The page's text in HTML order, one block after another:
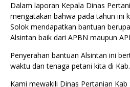
Dalam laporan Kepala Dinas
mengatakan bahwa pada tahun ini
Solok mendapatkan bantuan
Alsintan baik dari APBN maupun
Penyerahan bantuan Alsintan ini
waktu dan tenaga petani kita di
Kami mewakili Dinas Pertanian